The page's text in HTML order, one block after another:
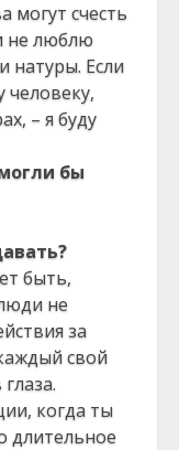
могут счесть
не люблю
натуры. Если
человеку,
– я буду
бы
быть,
не
за
свой
когда ты
длительное